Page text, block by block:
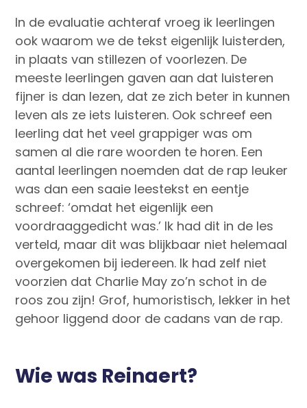
In de evaluatie achteraf vroeg ik leerlingen
ook waarom we de tekst eigenlijk luisterden,
in plaats van stillezen of voorlezen. De
meeste leerlingen gaven aan dat luisteren
fijner is dan lezen, dat ze zich beter in kunnen
leven als ze iets luisteren. Ook schreef een
leerling dat het veel grappiger was om
samen al die rare woorden te horen. Een
aantal leerlingen noemden dat de rap leuker
was dan een saaie leestekst en eentje
schreef: ‘omdat het eigenlijk een
voordraaggedicht was.’ Ik had dit in de les
verteld, maar dit was blijkbaar niet helemaal
overgekomen bij iedereen. Ik had zelf niet
voorzien dat Charlie May zo’n schot in de
roos zou zijn! Grof, humoristisch, lekker in het
gehoor liggend door de cadans van de rap.
Wie was Reinaert?